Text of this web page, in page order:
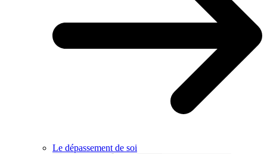
Le dépassement de soi